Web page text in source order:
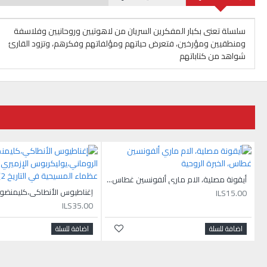
سلسلة تعنى بكبار المفكرين السريان من لاهوتيين وروحانيين وفلاسفة
ومنطقيين ومؤرخين، فتعرض حياتهم ومؤلفاتهم وفكرهم، وتزود القارئ
شواهد من كتاباتهم
أيقونة مصلية، الام ماري ألفونسين غطاس، الخبرة الروحية
ILS15.00
اضافة للسلة
ILS35.00
اضافة للسلة